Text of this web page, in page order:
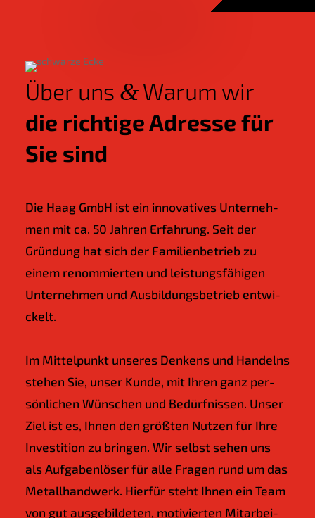
Über uns &War­um wir
die rich­ti­ge Adres­se für
Sie sind
Die Haag GmbH ist ein inno­va­ti­ves Unter­neh­
men mit ca. 50 Jah­ren Erfah­rung. Seit der
Grün­dung hat sich der Fami­li­en­be­trieb zu
einem renom­mier­ten und leis­tungs­fä­hi­gen
Unter­neh­men und Aus­bil­dungs­be­trieb ent­wi­
ckelt.
Im Mit­tel­punkt unse­res Den­kens und Han­delns
ste­hen Sie, unser Kun­de, mit Ihren ganz per­
sön­li­chen Wün­schen und Bedürf­nis­sen. Unser
Ziel ist es, Ihnen den größ­ten Nut­zen für Ihre
Inves­ti­ti­on zu brin­gen. Wir selbst sehen uns
als Auf­ga­ben­lö­ser für alle Fra­gen rund um das
Metall­hand­werk. Hier­für steht Ihnen ein Team
von gut aus­ge­bil­de­ten, moti­vier­ten Mit­ar­bei­